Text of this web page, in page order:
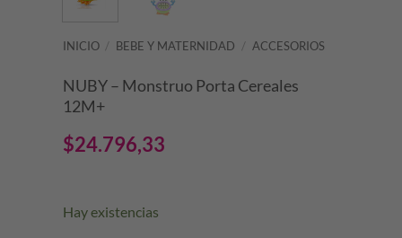
INICIO / BEBE Y MATERNIDAD / ACCESORIOS
NUBY – Monstruo Porta Cereales
12M+
$24.796,33
Hay existencias